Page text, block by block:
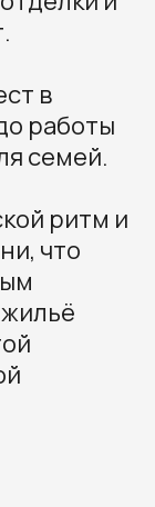
в
работы
семей.
ритм и
что